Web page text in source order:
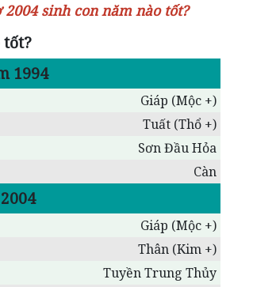
sinh con năm nào tốt?
tốt?
1994
Giáp (Mộc +)
Tuất (Thổ +)
Sơn Đầu Hỏa
Càn
Giáp (Mộc +)
Thân (Kim +)
Tuyền Trung Thủy